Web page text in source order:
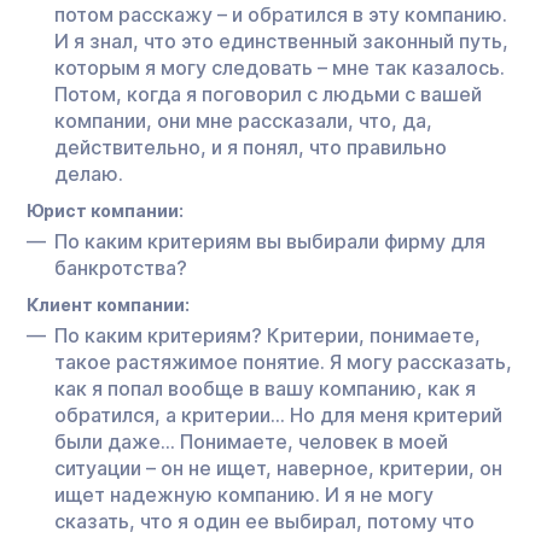
потом расскажу – и обратился в эту компанию.
И я знал, что это единственный законный путь,
которым я могу следовать – мне так казалось.
Потом, когда я поговорил с людьми с вашей
компании, они мне рассказали, что, да,
действительно, и я понял, что правильно
делаю.
Юрист компании:
По каким критериям вы выбирали фирму для
банкротства?
Клиент компании:
По каким критериям? Критерии, понимаете,
такое растяжимое понятие. Я могу рассказать,
как я попал вообще в вашу компанию, как я
обратился, а критерии… Но для меня критерий
были даже… Понимаете, человек в моей
ситуации – он не ищет, наверное, критерии, он
ищет надежную компанию. И я не могу
сказать, что я один ее выбирал, потому что